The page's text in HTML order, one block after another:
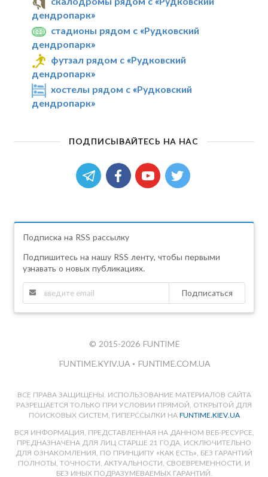
дендропарк»
стадионы рядом с «Рудковский
дендропарк»
футзал рядом с «Рудковский
дендропарк»
хостелы рядом с «Рудковский
дендропарк»
ПОДПИСЫВАЙТЕСЬ НА НАС
Подписка на RSS рассылку
Подпишитесь на нашу RSS ленту, чтобы первыми
узнавать о новых публикациях.
Подписаться
© 2015-2026 FUNTIME
FUNTIME.KYIV.UA • FUNTIME.COM.UA
ВСЕ ПРАВА ЗАЩИЩЕНЫ. ИСПОЛЬЗОВАНИЕ МАТЕРИАЛОВ САЙТА
РАЗРЕШАЕТСЯ ТОЛЬКО ПРИ УСЛОВИИ ПРЯМОЙ, ОТКРЫТОЙ ДЛЯ
ПОИСКОВЫХ СИСТЕМ, ГИПЕРССЫЛКИ НА FUNTIME.KIEV.UA
ВСЯ ИНФОРМАЦИЯ, ПРЕДСТАВЛЕННАЯ НА ДАННОМ ВЕБ-РЕСУРСЕ,
ПРЕДНАЗНАЧЕНА ДЛЯ ЛИЦ СТАРШЕ 21 ГОДА, ИСКЛЮЧИТЕЛЬНО
ДЛЯ ОЗНАКОМЛЕНИЯ, ПО ПРИНЦИПУ «КАК ЕСТЬ», БЕЗ ГАРАНТИЙ
ПОЛНОТЫ, ТОЧНОСТИ, АКТУАЛЬНОСТИ, СВОЕВРЕМЕННОСТИ, И
БЕЗ ИНЫХ ПОДРАЗУМЕВАЕМЫХ ГАРАНТИЙ.